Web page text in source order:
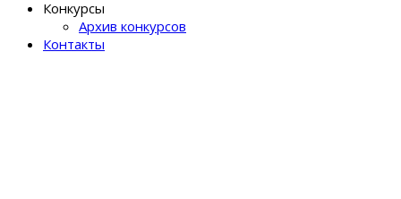
Конкурсы
Архив конкурсов
Контакты